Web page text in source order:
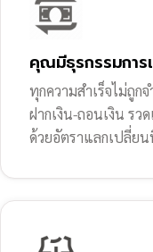
คุณมีธุรกรรมกา
ทุกความสำเร็จไม่ถูกจ
ฝากเงิน-ถอนเงิน รว
ด้วยอัตราแลกเปลี่ย